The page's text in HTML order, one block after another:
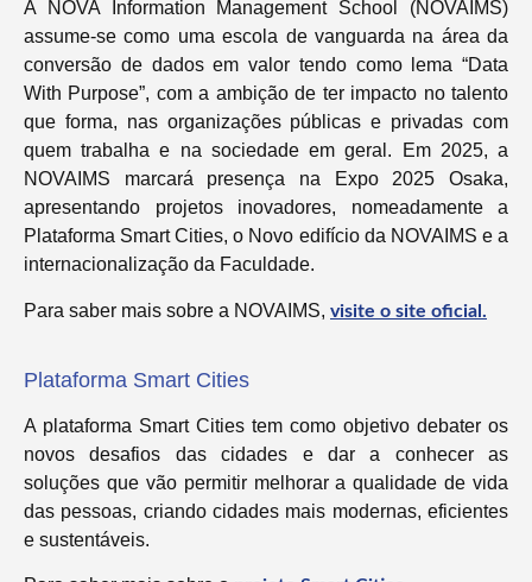
A NOVA Information Management School (NOVAIMS)
assume-se como uma escola de vanguarda na área da
conversão de dados em valor tendo como lema “Data
With Purpose”, com a ambição de ter impacto no talento
que forma, nas organizações públicas e privadas com
quem trabalha e na sociedade em geral. Em 2025, a
NOVAIMS marcará presença na Expo 2025 Osaka,
apresentando projetos inovadores, nomeadamente a
Plataforma Smart Cities, o Novo edifício da NOVAIMS e a
internacionalização da Faculdade.
Para saber mais sobre a NOVAIMS, visite o site oficial.
Plataforma Smart Cities
A plataforma Smart Cities tem como objetivo debater os
novos desafios das cidades e dar a conhecer as
soluções que vão permitir melhorar a qualidade de vida
das pessoas, criando cidades mais modernas, eficientes
e sustentáveis.